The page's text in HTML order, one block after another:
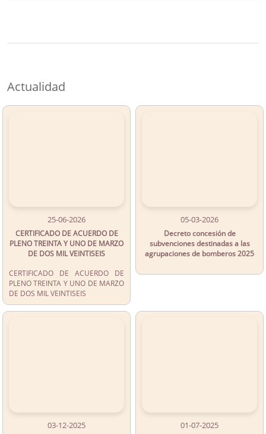
Actualidad
25-06-2026
CERTIFICADO DE ACUERDO DE
PLENO TREINTA Y UNO DE MARZO
DE DOS MIL VEINTISEIS
CERTIFICADO DE ACUERDO DE
PLENO TREINTA Y UNO DE MARZO
DE DOS MIL VEINTISEIS
05-03-2026
Decreto concesión de
subvenciones destinadas a las
agrupaciones de bomberos 2025
03-12-2025 01-07-2025